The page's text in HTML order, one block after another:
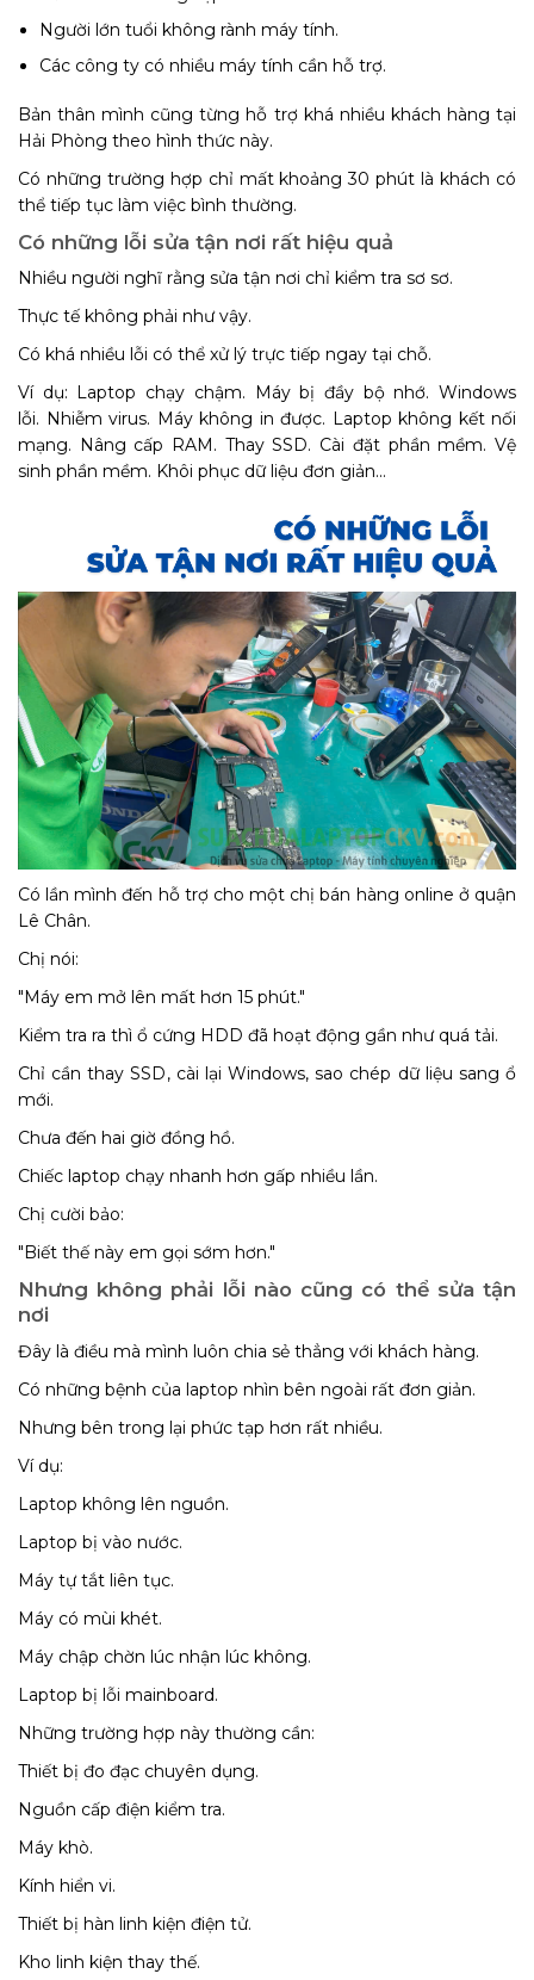
Người lớn tuổi không rành máy tính.
Các công ty có nhiều máy tính cần hỗ trợ.
Bản thân mình cũng từng hỗ trợ khá nhiều khách hàng tại
Hải Phòng theo hình thức này.
Có những trường hợp chỉ mất khoảng 30 phút là khách có
thể tiếp tục làm việc bình thường.
Có những lỗi sửa tận nơi rất hiệu quả
Nhiều người nghĩ rằng sửa tận nơi chỉ kiểm tra sơ sơ.
Thực tế không phải như vậy.
Có khá nhiều lỗi có thể xử lý trực tiếp ngay tại chỗ.
Ví dụ: Laptop chạy chậm. Máy bị đầy bộ nhớ. Windows
lỗi. Nhiễm virus. Máy không in được. Laptop không kết nối
mạng. Nâng cấp RAM. Thay SSD. Cài đặt phần mềm. Vệ
sinh phần mềm. Khôi phục dữ liệu đơn giản...
Có lần mình đến hỗ trợ cho một chị bán hàng online ở quận
Lê Chân.
Chị nói:
"Máy em mở lên mất hơn 15 phút."
Kiểm tra ra thì ổ cứng HDD đã hoạt động gần như quá tải.
Chỉ cần thay SSD, cài lại Windows, sao chép dữ liệu sang ổ
mới.
Chưa đến hai giờ đồng hồ.
Chiếc laptop chạy nhanh hơn gấp nhiều lần.
Chị cười bảo:
"Biết thế này em gọi sớm hơn."
Nhưng không phải lỗi nào cũng có thể sửa tận
nơi
Đây là điều mà mình luôn chia sẻ thẳng với khách hàng.
Có những bệnh của laptop nhìn bên ngoài rất đơn giản.
Nhưng bên trong lại phức tạp hơn rất nhiều.
Ví dụ:
Laptop không lên nguồn.
Laptop bị vào nước.
Máy tự tắt liên tục.
Máy có mùi khét.
Máy chập chờn lúc nhận lúc không.
Laptop bị lỗi mainboard.
Những trường hợp này thường cần:
Thiết bị đo đạc chuyên dụng.
Nguồn cấp điện kiểm tra.
Máy khò.
Kính hiển vi.
Thiết bị hàn linh kiện điện tử.
Kho linh kiện thay thế.